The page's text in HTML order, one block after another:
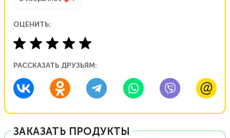
ОЦЕНИТЬ:
РАССКАЗАТЬ ДРУЗЬЯМ:
ЗАКАЗАТЬ ПРОДУКТЫ